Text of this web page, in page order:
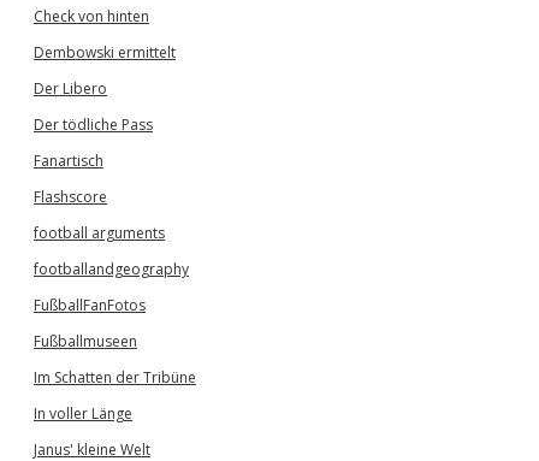
Check von hinten
Dembowski ermittelt
Der Libero
Der tödliche Pass
Fanartisch
Flashscore
football arguments
footballandgeography
FußballFanFotos
Fußballmuseen
Im Schatten der Tribüne
In voller Länge
Janus' kleine Welt